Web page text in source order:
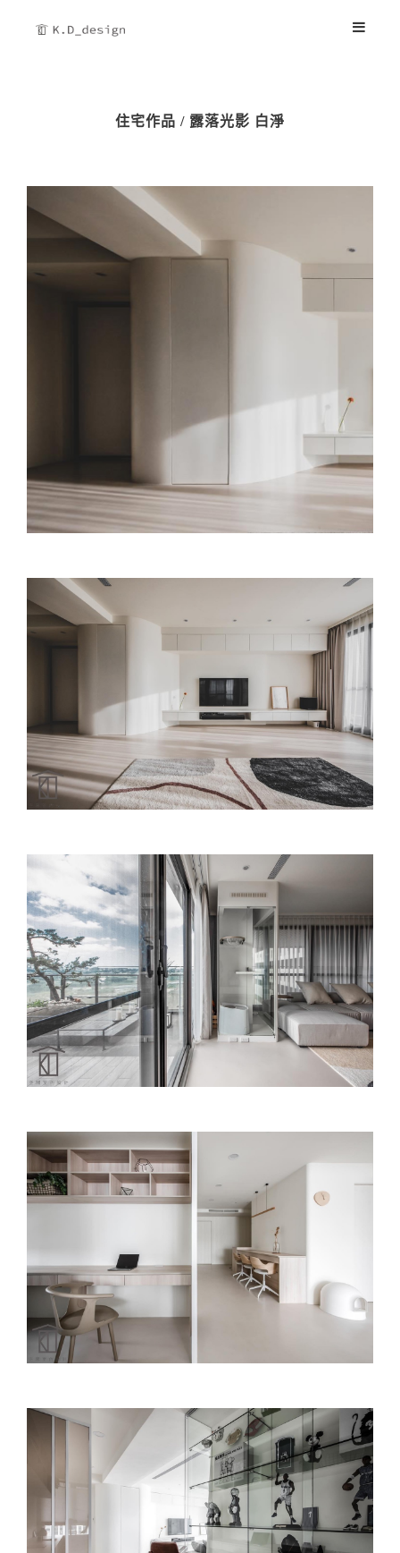
住宅作品 / 露落光影 白淨